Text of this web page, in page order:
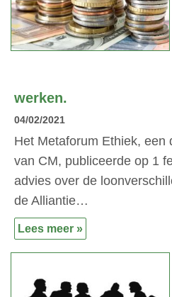
werken.
04/02/2021
Het Metaforum Ethiek, een
van CM, publiceerde op 1
advies over de
de Alliantie…
Lees meer »